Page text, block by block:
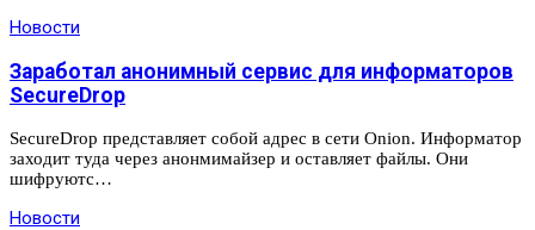
Новости
Заработал анонимный сервис для информаторов
SecureDrop
SecureDrop представляет собой адрес в сети Onion. Информатор
заходит туда через анонмимайзер и оставляет файлы. Они
шифруютс…
Новости